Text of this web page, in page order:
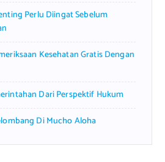
Perlu Diingat Sebelum
Kesehatan Gratis Dengan
Dari Perspektif Hukum
Di Mucho Aloha